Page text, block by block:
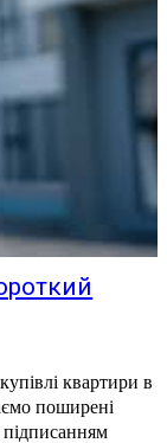
квартири в
поширені